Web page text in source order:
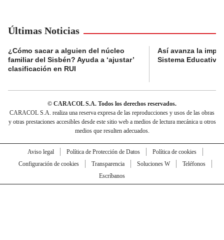
Últimas Noticias
¿Cómo sacar a alguien del núcleo
familiar del Sisbén? Ayuda a ‘ajustar’
clasificación en RUI
Así avanza la
Sistema Educativo
© CARACOL S.A. Todos los derechos reservados.
CARACOL S.A. realiza una reserva expresa de las reproducciones y usos de las obras
y otras prestaciones accesibles desde este sitio web a medios de lectura mecánica u otros
medios que resulten adecuados.
Aviso legal Política de Protección de Datos
Política de cookies
Configuración de cookies
Transparencia Soluciones W
Teléfonos
Escríbanos